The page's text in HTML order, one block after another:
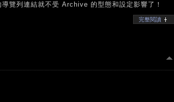
覽列連結就不受 Archive 的型態和設定影響了！
完整閱讀